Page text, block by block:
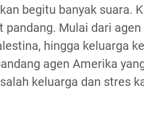
begitu banyak suara.
Mulai dari agen
hingga keluarga
agen Amerika
keluarga dan stres